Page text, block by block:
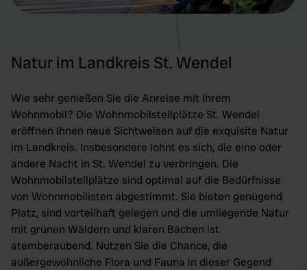
our social media, advertising and analytics partners who
Natur im Landkreis St. Wendel
Wie sehr genießen Sie die Anreise mit Ihrem
Wohnmobil? Die Wohnmobilstellplätze St. Wendel
eröffnen Ihnen neue Sichtweisen auf die exquisite Natur
im Landkreis. Insbesondere lohnt es sich, die eine oder
andere Nacht in St. Wendel zu verbringen. Die
Wohnmobilstellplätze sind optimal auf die Bedürfnisse
von Wohnmobilisten abgestimmt. Sie bieten genügend
Platz, sind vorteilhaft gelegen und die umliegende Natur
mit grünen Wäldern und klaren Bächen ist
atemberaubend. Nutzen Sie die Chance, die
außergewöhnliche Flora und Fauna in dieser Gegend